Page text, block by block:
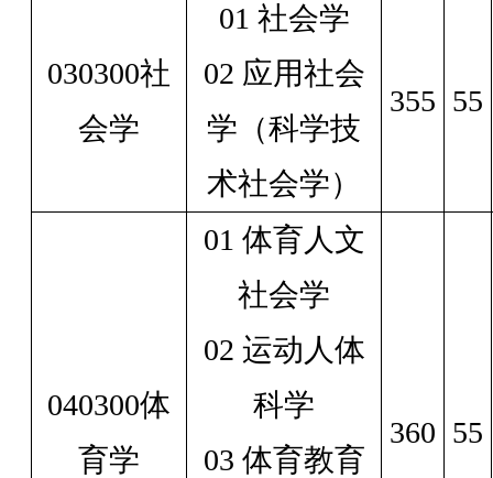
030300社
会学
01 社会学
02 应用社会
学（科学技
术社会学）
355 55
040300体
育学
01 体育人文
社会学
02 运动人体
科学
03 体育教育
360 55